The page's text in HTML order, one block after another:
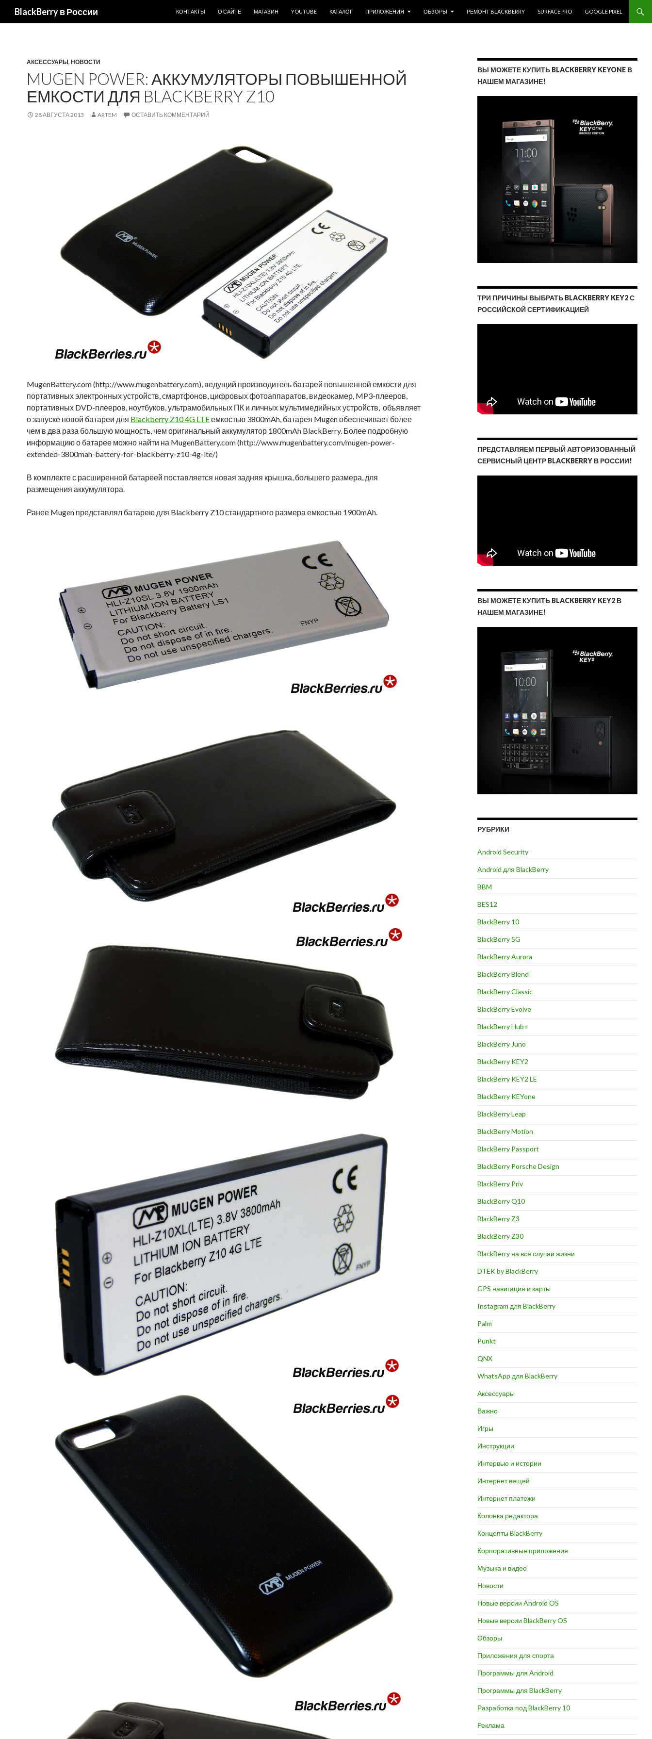
BlackBerry в России
КОНТАКТЫ
О САЙТЕ МАГАЗИН YOUTUBE КАТАЛОГ ПРИЛОЖЕНИЯ ОБЗОРЫ РЕМОНТ BLACKBERRY SURFACE PRO GOOGLE PIXEL
АКСЕССУАРЫ, НОВОСТИ
MUGEN POWER: АККУМУЛЯТОРЫ ПОВЫШЕННОЙ
ЕМКОСТИ ДЛЯ BLACKBERRY Z10
28 АВГУСТА 2013 ARTEM ОСТАВИТЬ КОММЕНТАРИЙ
MugenBattery.com (http://www.mugenbattery.com), ведущий производитель батарей повышенной емкости для
портативных электронных устройств, смартфонов, цифровых фотоаппаратов, видеокамер, MP3-плееров,
портативных DVD-плееров, ноутбуков, ультрамобильных ПК и личных мультимедийных устройств, объявляет
о запуске новой батареи для Blackberry Z10 4G LTEемкостью 3800mAh, батарея Mugen обеспечивает более
чем в два раза большую мощность, чем оригинальный аккумулятор 1800mAh BlackBerry. Более подробную
информацию о батарее можно найти на MugenBattery.com (http://www.mugenbattery.com/mugen-power-
extended-3800mah-battery-for-blackberry-z10-4g-lte/)
В комплекте с расширенной батареей поставляется новая задняя крышка, большего размера, для
размещения аккумулятора.
Ранее Mugen представлял батарею для Blackberry Z10 стандартного размера емкостью 1900mAh.
ВЫ МОЖЕТЕ КУПИТЬ BLACKBERRY KEYONE В
НАШЕМ МАГАЗИНЕ!
ТРИ ПРИЧИНЫ ВЫБРАТЬ BLACKBERRY KEY2 С
РОССИЙСКОЙ СЕРТИФИКАЦИЕЙ
ПРЕДСТАВЛЯЕМ ПЕРВЫЙ АВТОРИЗОВАННЫЙ
СЕРВИСНЫЙ ЦЕНТР BLACKBERRY В РОССИИ!
ВЫ МОЖЕТЕ КУПИТЬ BLACKBERRY KEY2 В
НАШЕМ МАГАЗИНЕ!
РУБРИКИ
Android Security
Android для BlackBerry
BBM
BES12
BlackBerry 10
BlackBerry 5G
BlackBerry Aurora
BlackBerry Blend
BlackBerry Classic
BlackBerry Evolve
BlackBerry Hub+
BlackBerry Juno
BlackBerry KEY2
BlackBerry KEY2 LE
BlackBerry KEYone
BlackBerry Leap
BlackBerry Motion
BlackBerry Passport
BlackBerry Porsche Design
BlackBerry Priv
BlackBerry Q10
BlackBerry Z3
BlackBerry Z30
BlackBerry на все случаи жизни
DTEK by BlackBerry
GPS навигация и карты
Instagram для BlackBerry
Palm
Punkt
QNX
WhatsApp для BlackBerry
Аксессуары
Важно
Игры
Инструкции
Интервью и истории
Интернет вещей
Интернет платежи
Колонка редактора
Концепты BlackBerry
Корпоративные приложения
Музыка и видео
Новости
Новые версии Android OS
Новые версии BlackBerry OS
Обзоры
Приложения для спорта
Программы для Android
Программы для BlackBerry
Разработка под BlackBerry 10
Реклама